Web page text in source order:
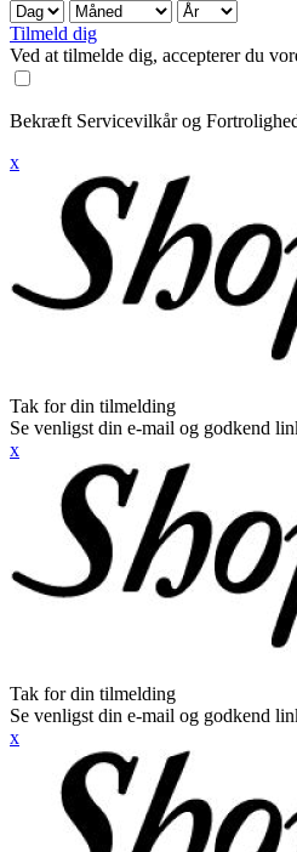
Tilmeld dig
Ved at tilmelde dig, accepterer du
Bekræft Servicevilkår og
x
Tak for din tilmelding
Se venligst din e-mail og godkend
x
Tak for din tilmelding
Se venligst din e-mail og godkend
x